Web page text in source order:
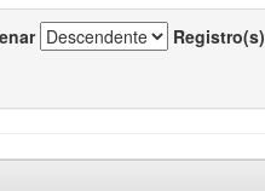
Registro(s)